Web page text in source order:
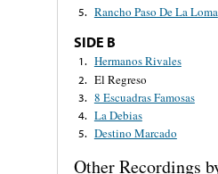
5. Rancho Paso De La Loma
SIDE B
1. Hermanos Rivales
2. El Regreso
3. 8 Escuadras Famosas
4. La Debias
5. Destino Marcado
Other Recordings